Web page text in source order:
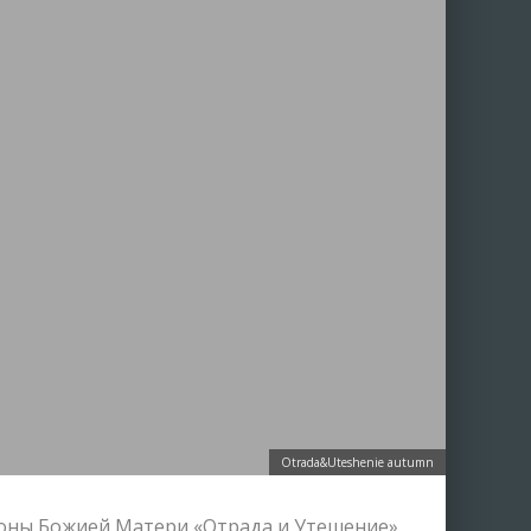
Otrada&Uteshenie autumn